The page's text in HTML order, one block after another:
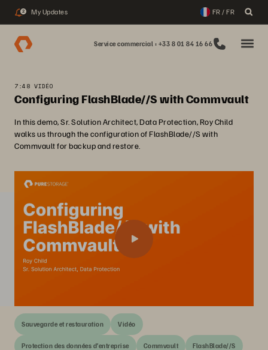
2 My Updates FR / FR
Service commercial : +33 8 01 84 16 66
7:48 VIDÉO
Configuring FlashBlade//S with Commvault
In this demo, Sr. Solution Architect, Data Protection, Roy Child
walks us through the configuration of FlashBlade//S with
Commvault for backup and restore.
Sauvegarde et restauration Vidéo
Protection des données d’entreprise Commvault FlashBlade//S